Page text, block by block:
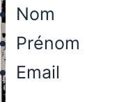
Nom
Prénom
Email